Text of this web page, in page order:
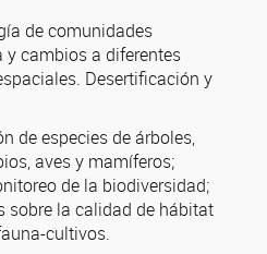
de comunidades
y cambios a diferentes
Desertificación y
de especies de árboles,
aves y mamíferos;
de la biodiversidad;
sobre la calidad de hábitat
cultivos.